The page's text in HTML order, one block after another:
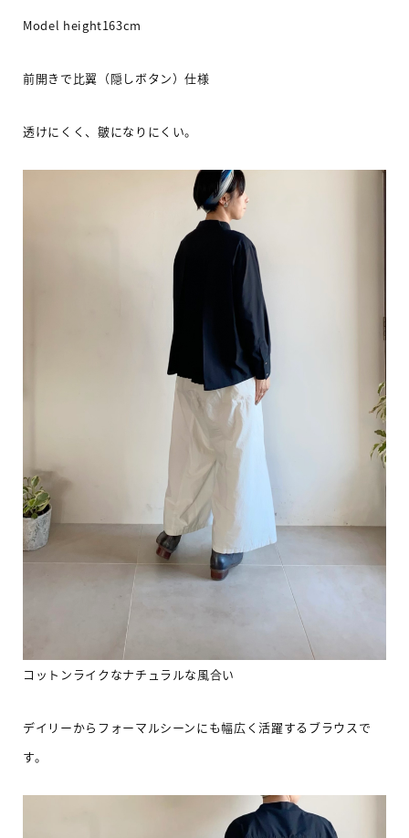
Model height163cm
前開きで比翼（隠しボタン）仕様
透けにくく、皺になりにくい。
コットンライクなナチュラルな風合い
デイリーからフォーマルシーンにも幅広く活躍するブラウスで
す。